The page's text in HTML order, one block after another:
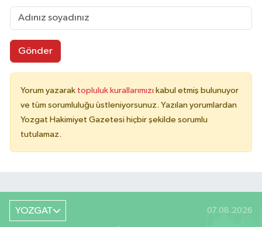
Gönder
Yorum yazarak topluluk kurallarımızı kabul etmiş bulunuyor
ve tüm sorumluluğu üstleniyorsunuz. Yazılan yorumlardan
Yozgat Hakimiyet Gazetesi hiçbir şekilde sorumlu
tutulamaz.
YOZGAT 07.08.2026